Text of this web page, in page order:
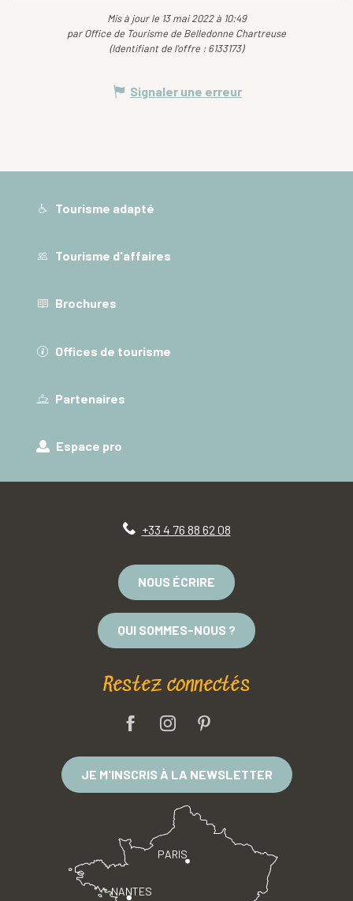
Mis à jour le 13 mai 2022 à 10:49
par Office de Tourisme de Belledonne Chartreuse
(Identifiant de l'offre : 6133173)
Signaler une erreur
Tourisme adapté
Tourisme d'affaires
Brochures
Offices de tourisme
Partenaires
Espace pro
+33 4 76 88 62 08
NOUS ÉCRIRE
QUI SOMMES-NOUS ?
Restez connectés
JE M'INSCRIS À LA NEWSLETTER
PARIS
NANTES